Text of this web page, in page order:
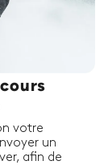
votre
un
afin de